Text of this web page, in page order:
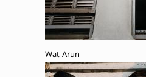
Wat Arun